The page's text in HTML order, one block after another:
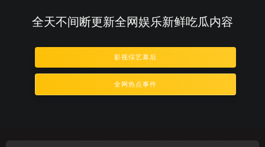
全天不间断更新全网娱乐新鲜吃瓜内容
影视综艺幕后
全网热点事件